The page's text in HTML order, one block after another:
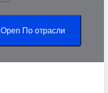
Open По отрасли